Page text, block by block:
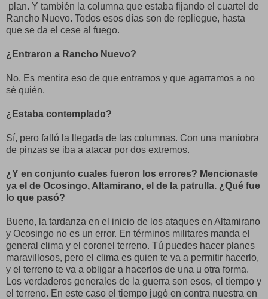
plan. Y también la columna que estaba fijando el cuartel de
Rancho Nuevo. Todos esos días son de repliegue, hasta
que se da el cese al fuego.
¿Entraron a Rancho Nuevo?
No. Es mentira eso de que entramos y que agarramos a no
sé quién.
¿Estaba contemplado?
Sí, pero falló la llegada de las columnas. Con una maniobra
de pinzas se iba a atacar por dos extremos.
¿Y en conjunto cuales fueron los errores? Mencionaste
ya el de Ocosingo, Altamirano, el de la patrulla. ¿Qué fue
lo que pasó?
Bueno, la tardanza en el inicio de los ataques en Altamirano
y Ocosingo no es un error. En términos militares manda el
general clima y el coronel terreno. Tú puedes hacer planes
maravillosos, pero el clima es quien te va a permitir hacerlo,
y el terreno te va a obligar a hacerlos de una u otra forma.
Los verdaderos generales de la guerra son esos, el tiempo y
el terreno. En este caso el tiempo jugó en contra nuestra en